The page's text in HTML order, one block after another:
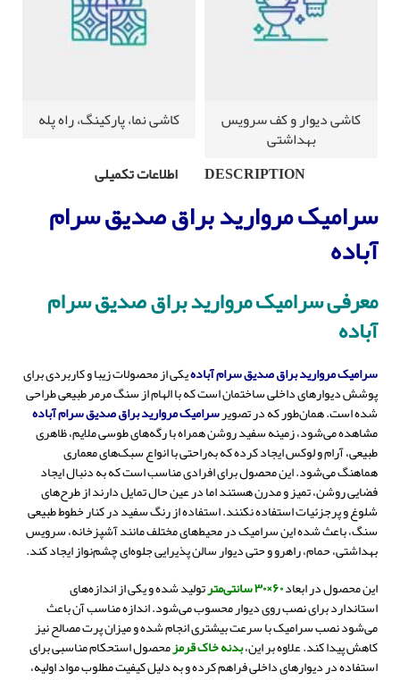
کاشی دیوار و کف سرویس
بهداشتی
کاشی نما، پارکینگ، راه پله
DESCRIPTION
اطلاعات تکمیلی
سرامیک مروارید براق صدیق سرام
آباده
معرفی سرامیک مروارید براق صدیق سرام
آباده
سرامیک مروارید براق صدیق سرام آبادهیکی از محصولات زیبا و کاربردی برای
پوشش دیوارهای داخلی ساختمان است که با الهام از سنگ مرمر طبیعی طراحی
شده است. همان‌طور که در تصویرسرامیک مروارید براق صدیق سرام آباده
مشاهده می‌شود، زمینه سفید روشن همراه با رگه‌های طوسی ملایم، ظاهری
طبیعی، آرام و لوکس ایجاد کرده که به‌راحتی با انواع سبک‌های معماری
هماهنگ می‌شود. این محصول برای افرادی مناسب است که به دنبال ایجاد
فضایی روشن، تمیز و مدرن هستند اما در عین حال تمایل دارند از طرح‌های
شلوغ و پرجزئیات استفاده نکنند. استفاده از رنگ سفید در کنار خطوط طبیعی
سنگ، باعث شده این سرامیک در محیط‌های مختلف مانند آشپزخانه، سرویس
بهداشتی، حمام، راهرو و حتی دیوار سالن پذیرایی جلوه‌ای چشم‌نواز ایجاد کند.
این محصول در ابعاد۶۰×۳۰ سانتی‌متر تولید شده و یکی از اندازه‌های
استاندارد برای نصب روی دیوار محسوب می‌شود. اندازه مناسب آن باعث
می‌شود نصب سرامیک با سرعت بیشتری انجام شده و میزان پرت مصالح نیز
کاهش پیدا کند. علاوه بر این،بدنه خاک قرمزمحصول استحکام مناسبی برای
استفاده در دیوارهای داخلی فراهم کرده و به دلیل کیفیت مطلوب مواد اولیه،